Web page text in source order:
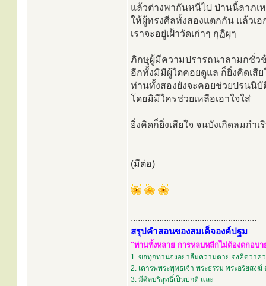
แล้วต่างพากันหนีไป ป่านนี้ลาภเ
ให้ผู้ทรงศีลทั้งสองแตกกัน แล้วเ
เราจะอยู่เฝ้าวัดเก่าๆ กุฏิผุๆ
ภิกษุผู้มีความปรารถนาลามกชั่ว
อีกทั้งมิมีผู้ใดคอยดูแล ก็ยิ่งคิดเสีย
ท่านทั้งสองยังจะคอยช่วยปรนนิบั
โดยมิมีใครช่วยเหลือเอาใจใส่
ยิ่งคิดก็ยิ่งเสียใจ จนบังเกิดลมกำ
(มีต่อ)
.....................................................
สรุปคำสอนของสมเด็จองค์ปฐม
"ท่านทั้งหลาย การหลบหลีกไม่ต้องตกอบ
1. ขอทุกท่านจงอย่าลืมความตาย จงคิดว่าค
2. เคารพพระพุทธเจ้า พระธรรม พระอริยสง
3. มีศีลบริสุทธิ์เป็นปกติ และ